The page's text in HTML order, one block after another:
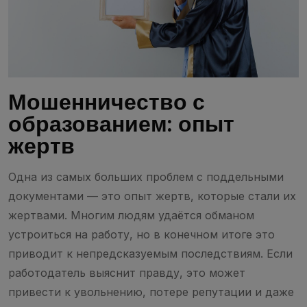
Мошенничество с
образованием: опыт
жертв
Одна из самых больших проблем с поддельными
документами — это опыт жертв, которые стали их
жертвами. Многим людям удаётся обманом
устроиться на работу, но в конечном итоге это
приводит к непредсказуемым последствиям. Если
работодатель выяснит правду, это может
привести к увольнению, потере репутации и даже